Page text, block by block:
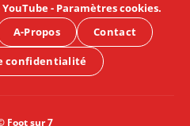
YouTube- Paramètres cookies.
A-Propos Contact
confidentialité
Foot sur 7